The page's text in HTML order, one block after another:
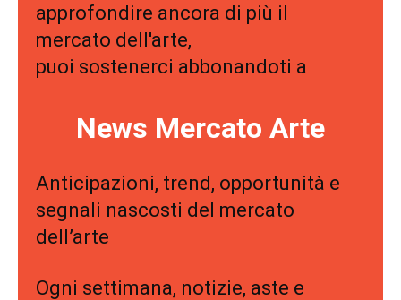
approfondire ancora di più il
mercato dell'arte,
puoi sostenerci abbonandoti a
News Mercato Arte
Anticipazioni, trend, opportunità e
segnali nascosti del mercato
dell’arte
Ogni settimana, notizie, aste e